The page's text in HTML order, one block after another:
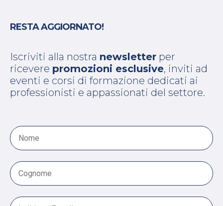
RESTA AGGIORNATO!
Iscriviti alla nostra newsletter per
ricevere promozioni esclusive, inviti ad
eventi e corsi di formazione dedicati ai
professionisti e appassionati del settore.